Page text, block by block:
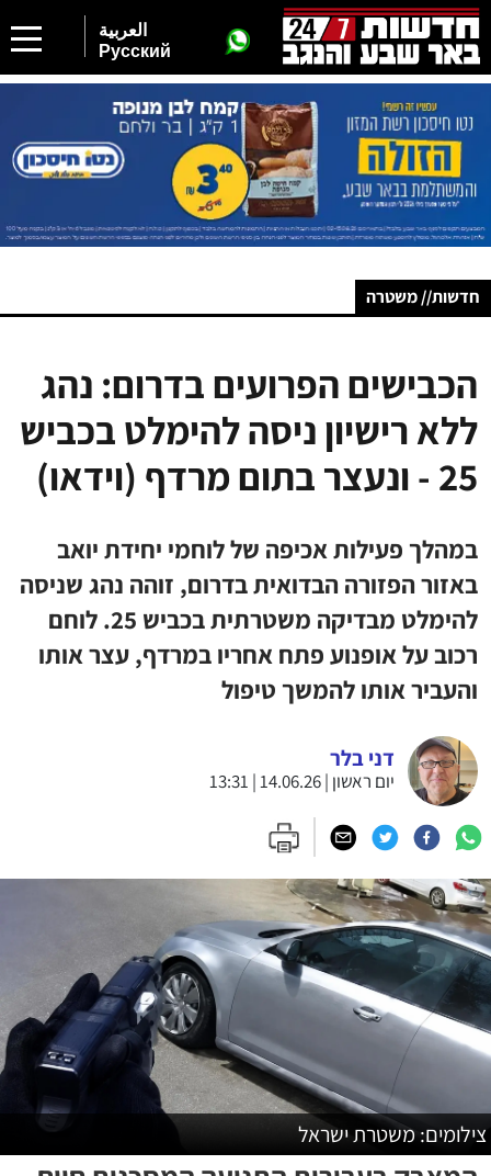
العربية
Русский
חדשות// משטרה
הכבישים הפרועים בדרום: נהג
ללא רישיון ניסה להימלט בכביש
25 - ונעצר בתום מרדף (וידאו)
במהלך פעילות אכיפה של לוחמי יחידת יואב
באזור הפזורה הבדואית בדרום, זוהה נהג שניסה
להימלט מבדיקה משטרתית בכביש 25. לוחם
רכוב על אופנוע פתח אחריו במרדף, עצר אותו
והעביר אותו להמשך טיפול
דני בלר
יום ראשון | 14.06.26 | 13:31
צילומים: משטרת ישראל